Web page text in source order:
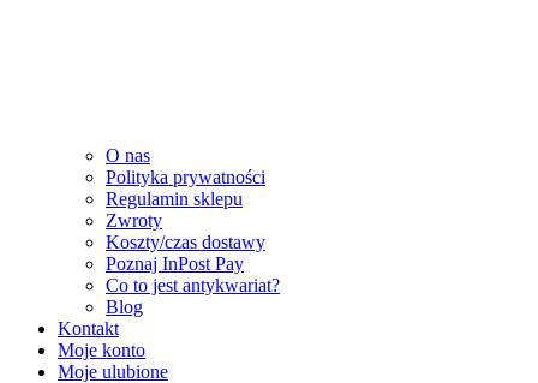
O nas
Polityka prywatności
Regulamin sklepu
Zwroty
Koszty/czas dostawy
Poznaj InPost Pay
Co to jest antykwariat?
Blog
Kontakt
Moje konto
Moje ulubione